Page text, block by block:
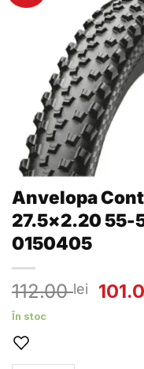
Anvelopa
27.5×2.20 55-
0150405
112.00lei
În stoc